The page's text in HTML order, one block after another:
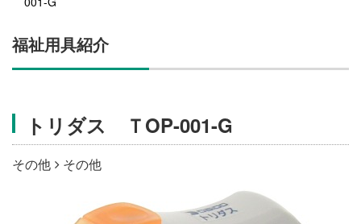
施設・料金
アクセス
福祉用具紹介
トリダス ＴOP-001-G
その他 その他